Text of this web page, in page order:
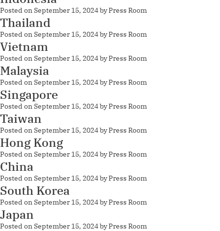
Posted onSeptember 15, 2024byPress Room
Thailand
Posted onSeptember 15, 2024byPress Room
Vietnam
Posted onSeptember 15, 2024byPress Room
Malaysia
Posted onSeptember 15, 2024byPress Room
Singapore
Posted onSeptember 15, 2024byPress Room
Taiwan
Posted onSeptember 15, 2024byPress Room
Hong Kong
Posted onSeptember 15, 2024byPress Room
China
Posted onSeptember 15, 2024byPress Room
South Korea
Posted onSeptember 15, 2024byPress Room
Japan
Posted onSeptember 15, 2024byPress Room